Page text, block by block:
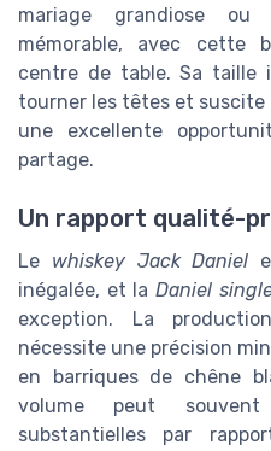
mariage grandiose
mémorable, avec cette
centre de table. Sa taille
tourner les têtes et
une excellente
partage.
Un rapport qualité-
Le whiskey Jack Daniel
inégalée, et laDaniel
exception. La
nécessite une précision
en barriques de chêne
volume peut
substantielles par